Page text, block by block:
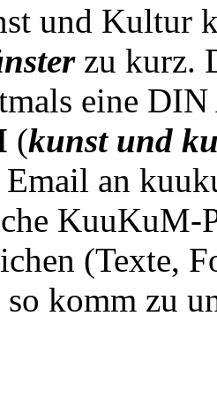
und Kultur
zu kurz.
eine
(kunst und
an
KuuKuM-
(Texte,
komm zu